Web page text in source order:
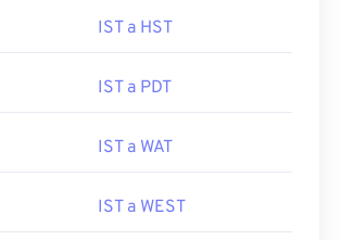
IST a HST
IST a PDT
IST a WAT
IST a WEST